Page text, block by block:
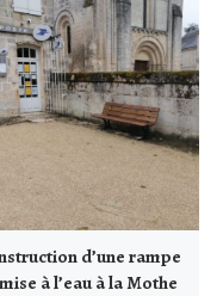
d’une rampe
à l’eau à la Mothe